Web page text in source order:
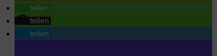
teilen
teilen
teilen